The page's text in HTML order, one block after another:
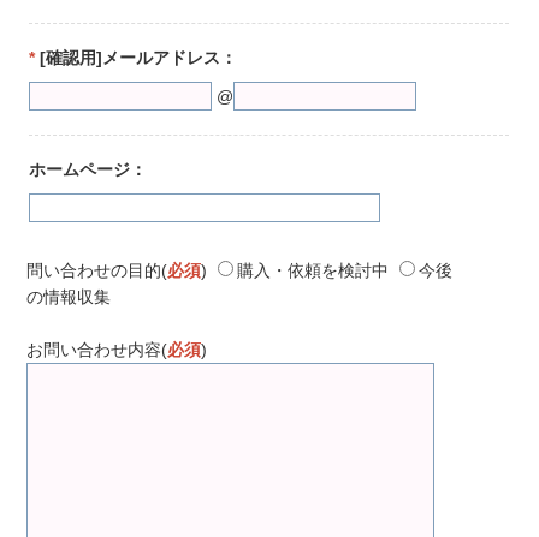
*[確認用]メールアドレス：
@
ホームページ：
問い合わせの目的(必須) 購入・依頼を検討中
今後
の情報収集
お問い合わせ内容(必須)